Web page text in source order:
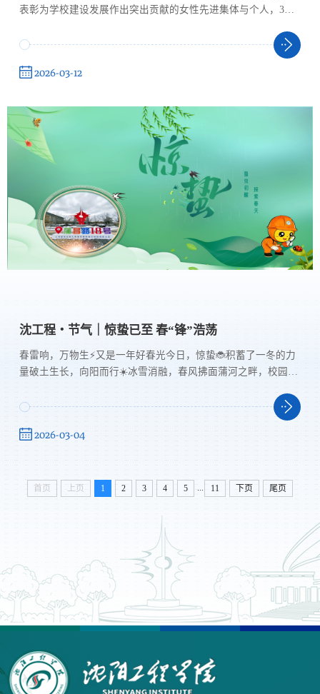
表彰为学校建设发展作出突出贡献的女性先进集体与个人，3月
书馆一楼大厅举行。受表彰先进集体与个人、校妇联代表、各基
层女工委员齐聚一堂，共庆巾帼佳节、共赏非遗雅韵、共话使命
担当。年初，校妇联启动2026年巾帼岗位建功先进集体、先进个
岗位上履职尽责、...
2026-03-12
沈工程・节气｜惊蛰已至 春“锋”浩荡
春雷响，万物生⚡️又是一年好春光今日，惊蛰🐞积蓄了一冬的力
量破土生长，向阳而行☀️冰雪消融，春风拂面蒲河之畔，校园焕
好🌺正缓缓向沈工程走来今天也是第63个“学雷锋纪念日”惊蛰恰
好在3月5日🌺不仅有唤醒生机的春雷在沈阳工程学院更有无数青
春身影默默奉献🌼让雷锋精神融入日常让善意温暖整个春天
2026-03-04
首页 上页 1 2 3 4 5 ... 11 下页 尾页